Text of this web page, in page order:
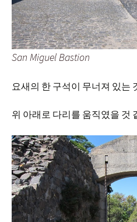
San Miguel Bastion
요새의 한 구석이 무너져 있는
위 아래로 다리를 움직였을 것